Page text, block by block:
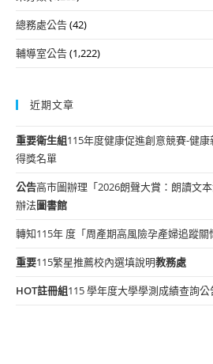
總務處公告(42)
輔導室公告(1,222)
近期文章
重要衛生組115年度健康促進創意競賽-健
得獎名單
公告高市圖辦理「2026朗聲大賞：朗讀文
辦法圖書館
轉知115年 度「周產期高風險孕產婦追蹤關
重要115繁星推薦校內選填說明教務處
HOT註冊組115 學年度大學學測成績查詢公